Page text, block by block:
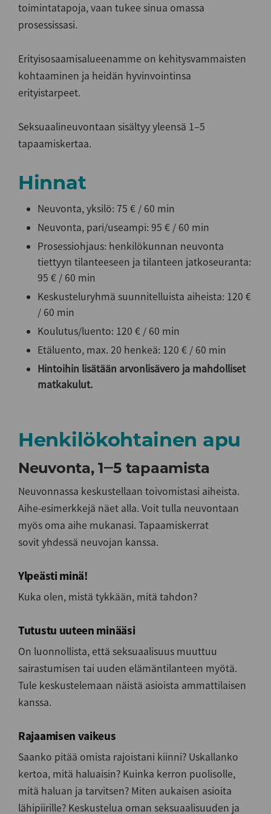
toimintatapoja, vaan tukee sinua omassa
prosessissasi.
Erityisosaamisalueenamme on kehitysvammaisten
kohtaaminen ja heidän hyvinvointinsa
erityistarpeet.
Seksuaalineuvontaan sisältyy yleensä 1‒5
tapaamiskertaa.
Hinnat
Neuvonta, yksilö: 75 € / 60 min
Neuvonta, pari/useampi: 95 € / 60 min
Prosessiohjaus: henkilökunnan neuvonta
tiettyyn tilanteeseen ja tilanteen jatkoseuranta:
95 € / 60 min
Keskusteluryhmä suunnitelluista aiheista: 120 €
/ 60 min
Koulutus/luento: 120 € / 60 min
Etäluento, max. 20 henkeä: 120 € / 60 min
Hintoihin lisätään arvonlisävero ja mahdolliset
matkakulut.
Henkilökohtainen apu
Neuvonta, 1‒5 tapaamista
Neuvonnassa keskustellaan toivomistasi aiheista.
Aihe-esimerkkejä näet alla. Voit tulla neuvontaan
myös oma aihe mukanasi. Tapaamiskerrat
sovit yhdessä neuvojan kanssa.
Ylpeästi minä!
Kuka olen, mistä tykkään, mitä tahdon?
Tutustu uuteen minääsi
On luonnollista, että seksuaalisuus muuttuu
sairastumisen tai uuden elämäntilanteen myötä.
Tule keskustelemaan näistä asioista ammattilaisen
kanssa.
Rajaamisen vaikeus
Saanko pitää omista rajoistani kiinni? Uskallanko
kertoa, mitä haluaisin? Kuinka kerron puolisolle,
mitä haluan ja tarvitsen? Miten aukaisen asioita
lähipiirille? Keskustelua oman seksuaalisuuden ja